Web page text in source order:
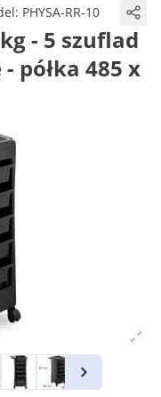
PHYSA-RR-10
- 5 szuflad
półka 485 x